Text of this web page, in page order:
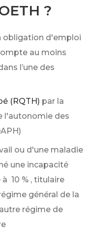
?
obligation d'emploi
au moins
l’une des
(RQTH) par la
l'autonomie des
ou d'une maladie
une incapacité
à 10 % , titulaire
général de la
régime de